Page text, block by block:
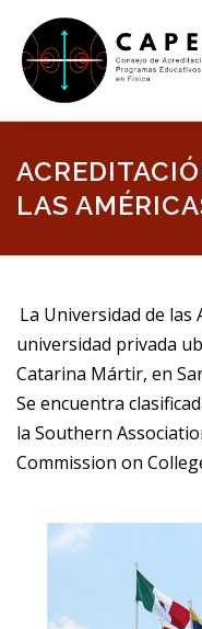
contenido
BIENVENIDO
REQUISITOS PARA LA
LAS
La Universidad de las
universidad privada
Catarina Mártir, en
Se encuentra
la Southern
Commission on